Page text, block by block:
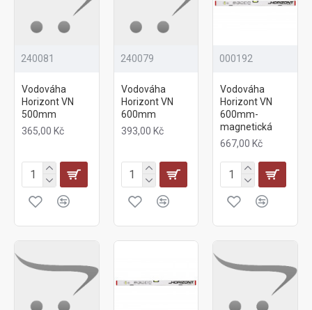
240081
Vodováha
Horizont VN
500mm
365,00 Kč
240079
Vodováha
Horizont VN
600mm
393,00 Kč
000192
Vodováha
Horizont VN
600mm-
magnetická
667,00 Kč